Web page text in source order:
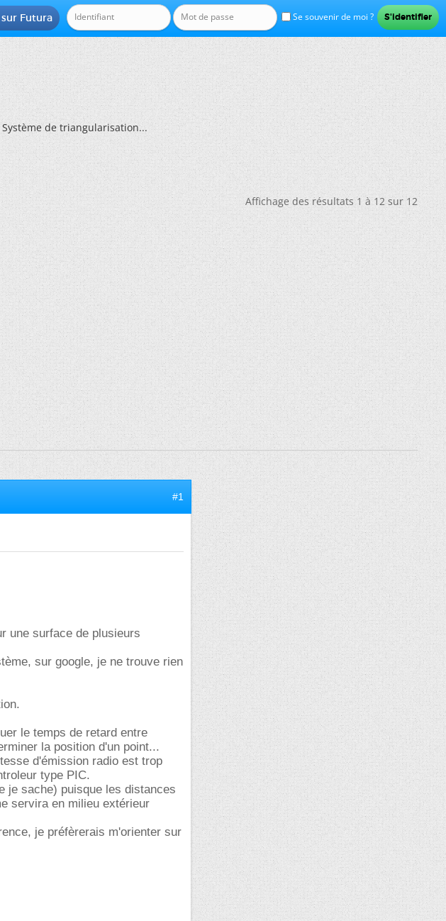
Se souvenir de moi ?
Futura
Système de triangularisation...
Affichage des résultats 1 à 12 sur 12
#1
une surface de plusieurs
sur google, je ne trouve rien
le temps de retard entre
la position d'un point...
d'émission radio est trop
type PIC.
je sache) puisque les distances
servira en milieu extérieur
je préfèrerais m'orienter sur